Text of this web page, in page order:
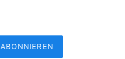
ABONNIEREN